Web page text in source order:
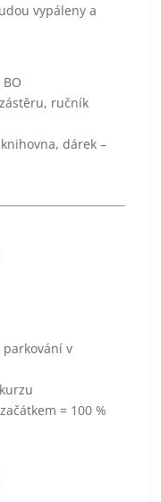
vypáleny a
ručník
dárek –
v
= 100 %